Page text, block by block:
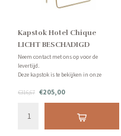
Kapstok Hotel Chique
LICHT BESCHADIGD
Neem contact met ons op voor de
levertijd.
Deze kapstok is te bekijken in onze
€316,67 €205,00